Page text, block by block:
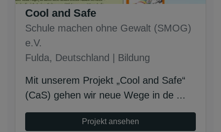
Cool and Safe
Schule machen ohne Gewalt (SMOG)
e.V.
Fulda, Deutschland | Bildung
Mit unserem Projekt „Cool and Safe“
(CaS) gehen wir neue Wege in de ...
Projekt ansehen